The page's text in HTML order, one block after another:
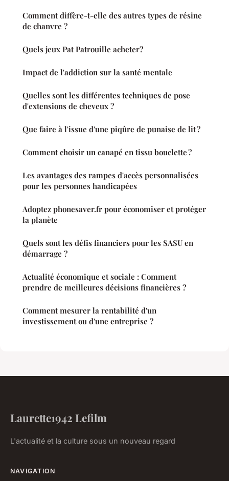
Comment diffère-t-elle des autres types de résine
de chanvre ?
Quels jeux Pat Patrouille acheter?
Impact de l'addiction sur la santé mentale
Quelles sont les différentes techniques de pose
d'extensions de cheveux ?
Que faire à l'issue d'une piqûre de punaise de lit ?
Comment choisir un canapé en tissu bouclette ?
Les avantages des rampes d'accès personnalisées
pour les personnes handicapées
Adoptez phonesaver.fr pour économiser et protéger
la planète
Quels sont les défis financiers pour les SASU en
démarrage ?
Actualité économique et sociale : Comment
prendre de meilleures décisions financières ?
Comment mesurer la rentabilité d'un
investissement ou d'une entreprise ?
Laurette1942 Lefilm
L'actualité et la culture sous un nouveau regard
NAVIGATION